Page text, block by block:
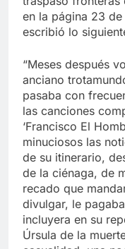
en la página 23 de
escribió lo
“Meses después
anciano
pasaba con
las canciones
‘Francisco El
minuciosos las
de su itinerario,
de la ciénaga, de
recado que
divulgar, le
incluyera en su
Úrsula de la